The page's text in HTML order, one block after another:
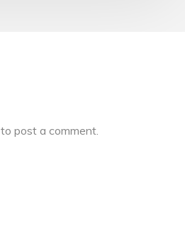
to post a comment.